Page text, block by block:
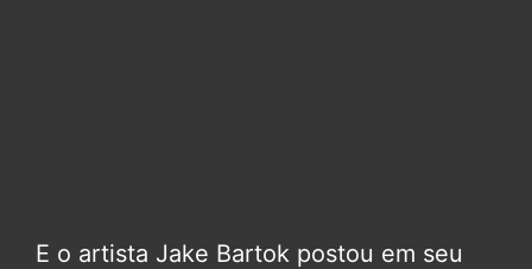
E o artista Jake Bartok postou em seu